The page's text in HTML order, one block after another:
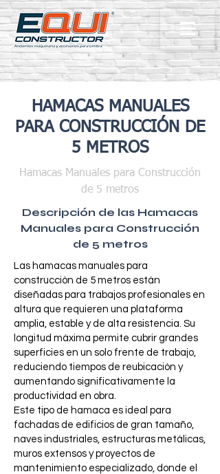
HAMACAS MANUALES
PARA CONSTRUCCIÓN DE
5 METROS
Hamacas Manuales para Construcción
de 5 metros
Descripción de las Hamacas
Manuales para Construcción
de 5 metros
Las hamacas manuales para
construcción de 5 metros están
diseñadas para trabajos profesionales en
altura que requieren una plataforma
amplia, estable y de alta resistencia. Su
longitud máxima permite cubrir grandes
superficies en un solo frente de trabajo,
reduciendo tiempos de reubicación y
aumentando significativamente la
productividad en obra.
Este tipo de hamaca es ideal para
fachadas de edificios de gran tamaño,
naves industriales, estructuras metálicas,
muros extensos y proyectos de
mantenimiento especializado, donde el